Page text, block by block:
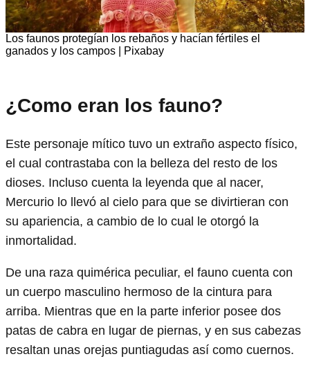
Los faunos protegían los rebaños y hacían fértiles el
ganados y los campos | Pixabay
¿Como eran los fauno?
Este personaje mítico tuvo un extraño aspecto físico,
el cual contrastaba con la belleza del resto de los
dioses. Incluso cuenta la leyenda que al nacer,
Mercurio lo llevó al cielo para que se divirtieran con
su apariencia, a cambio de lo cual le otorgó la
inmortalidad.
De una raza quimérica peculiar, el fauno cuenta con
un cuerpo masculino hermoso de la cintura para
arriba. Mientras que en la parte inferior posee dos
patas de cabra en lugar de piernas, y en sus cabezas
resaltan unas orejas puntiagudas así como cuernos.